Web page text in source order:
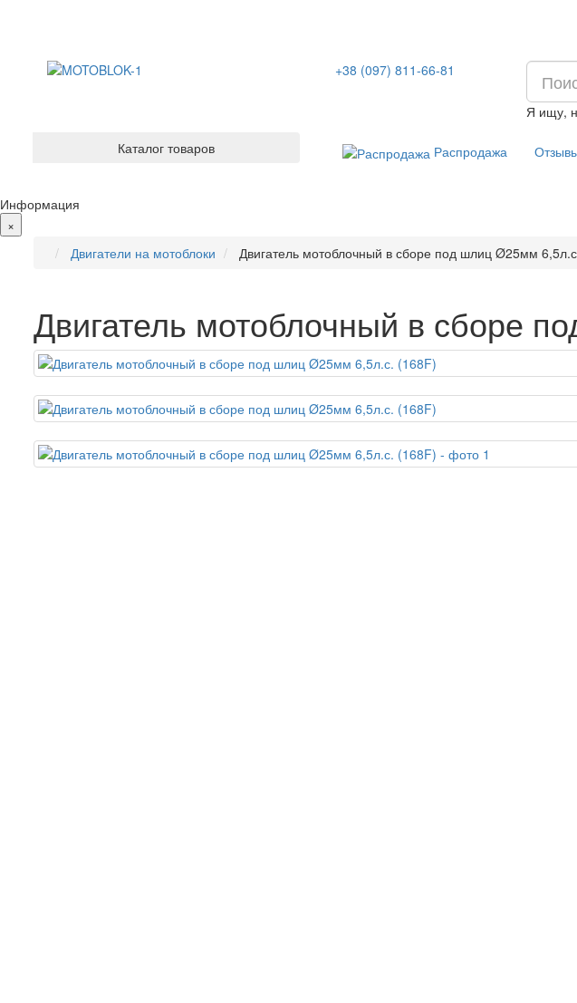
+38 (097) 811-66-81
Я ищу,
Каталог товаров
Распродажа
Информация
×
Двигатели на мотоблоки
Двигатель мотоблочный в сборе под шлиц Ø25мм
Двигатель мотоблочный в сборе